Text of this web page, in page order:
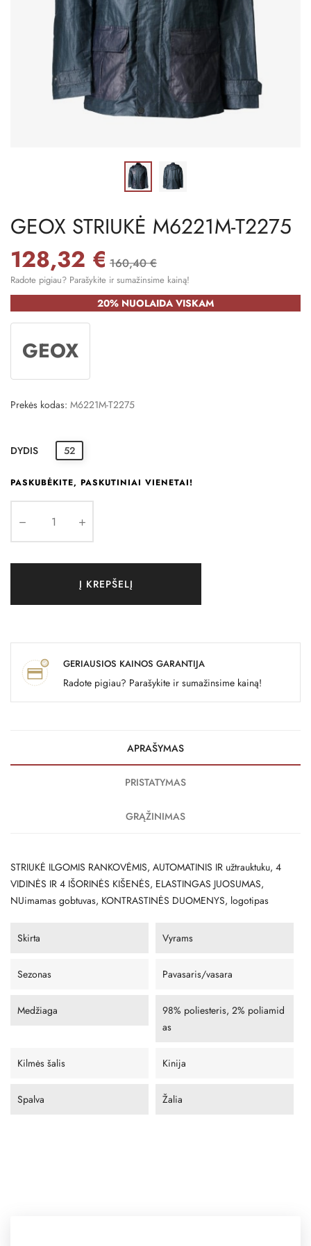
GEOX STRIUKĖ M6221M-T2275
128,32 € 160,40 €
Radote pigiau? Parašykite ir sumažinsime kainą!
20% NUOLAIDA VISKAM
GEOX
Prekės kodas: M6221M-T2275
DYDIS 52
PASKUBĖKITE, PASKUTINIAI VIENETAI!
Į KREPŠELĮ
GERIAUSIOS KAINOS GARANTIJA
Radote pigiau? Parašykite ir sumažinsime kainą!
APRAŠYMAS
PRISTATYMAS
GRĄŽINIMAS
STRIUKĖ ILGOMIS RANKOVĖMIS, AUTOMATINIS IR užtrauktuku, 4
VIDINĖS IR 4 IŠORINĖS KIŠENĖS, ELASTINGAS JUOSUMAS,
NUimamas gobtuvas, KONTRASTINĖS DUOMENYS, logotipas
Skirta Vyrams
Sezonas Pavasaris/vasara
Medžiaga
98% poliesteris, 2% poliamid
as
Kilmės šalis Kinija
Spalva Žalia